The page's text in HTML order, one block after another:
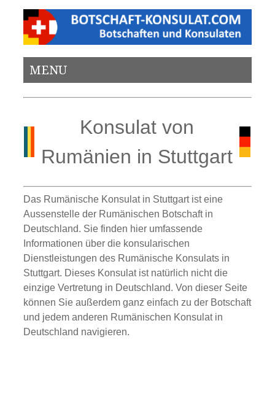
MENU
Konsulat von
Rumänien in Stuttgart
Das Rumänische Konsulat in Stuttgart ist eine
Aussenstelle der Rumänischen Botschaft in
Deutschland. Sie finden hier umfassende
Informationen über die konsularischen
Dienstleistungen des Rumänische Konsulats in
Stuttgart. Dieses Konsulat ist natürlich nicht die
einzige Vertretung in Deutschland. Von dieser Seite
können Sie außerdem ganz einfach zu der Botschaft
und jedem anderen Rumänischen Konsulat in
Deutschland navigieren.